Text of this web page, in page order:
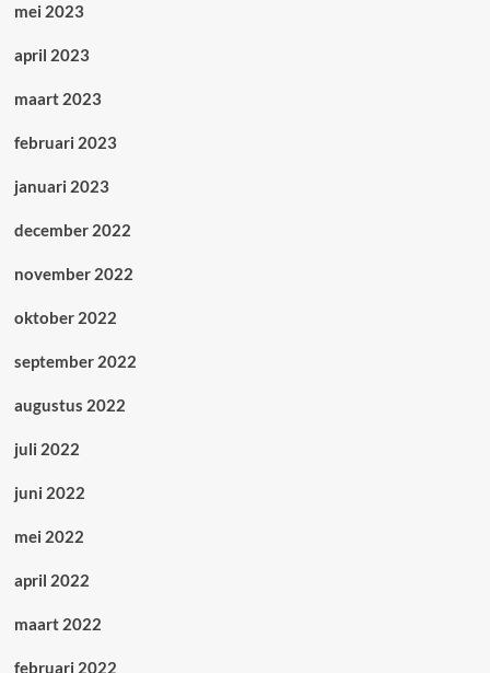
mei 2023
april 2023
maart 2023
februari 2023
januari 2023
december 2022
november 2022
oktober 2022
september 2022
augustus 2022
juli 2022
juni 2022
mei 2022
april 2022
maart 2022
februari 2022